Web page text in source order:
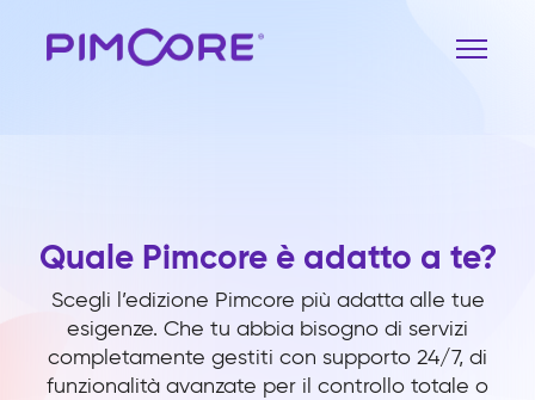
Quale Pimcore è adatto a te?
Scegli l’edizione Pimcore più adatta alle tue
esigenze. Che tu abbia bisogno di servizi
completamente gestiti con supporto 24/7, di
funzionalità avanzate per il controllo totale o